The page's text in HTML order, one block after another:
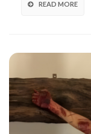
READ MORE